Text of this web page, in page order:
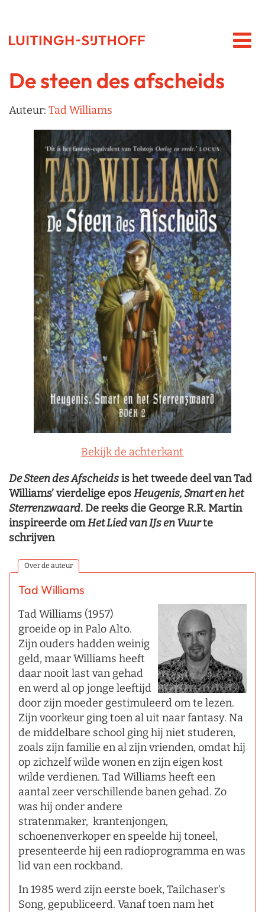
De steen des afscheids
Auteur: Tad Williams
Bekijk de achterkant
De Steen des Afscheidsis het tweede deel van Tad
Williams’ vierdelige eposHeugenis, Smart en het
Sterrenzwaard. De reeks die George R.R. Martin
inspireerde omHet Lied van IJs en Vuurte
schrijven
Over de auteur
Tad Williams
Tad Williams (1957)
groeide op in Palo Alto.
Zijn ouders hadden weinig
geld, maar Williams heeft
daar nooit last van gehad
en werd al op jonge leeftijd
door zijn moeder gestimuleerd om te lezen.
Zijn voorkeur ging toen al uit naar fantasy. Na
de middelbare school ging hij niet studeren,
zoals zijn familie en al zijn vrienden, omdat hij
op zichzelf wilde wonen en zijn eigen kost
wilde verdienen. Tad Williams heeft een
aantal zeer verschillende banen gehad. Zo
was hij onder andere
stratenmaker, krantenjongen,
schoenenverkoper en speelde hij toneel,
presenteerde hij een radioprogramma en was
lid van een rockband.
In 1985 werd zijn eerste boek, Tailchaser's
Song, gepubliceerd. Vanaf toen nam het